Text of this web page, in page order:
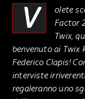
V
olete
Factor
Twix,
benvenuto ai Twix
Federico Clapis!
interviste
regaleranno uno